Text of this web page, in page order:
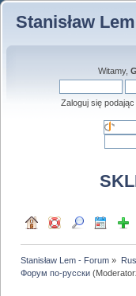
Stanisław
Witamy,
Zaloguj się
Stanisław Lem - Forum »
Форум по-русски